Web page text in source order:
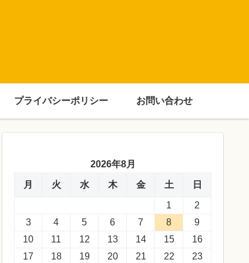
プライバシーポリシー お問い合わせ
2026年8月
月 火 水 木 金 土 日
1
2
3
4 5 6 7 8
9
10
11 12 13 14 15
16
17
18 19 20 21 22
23